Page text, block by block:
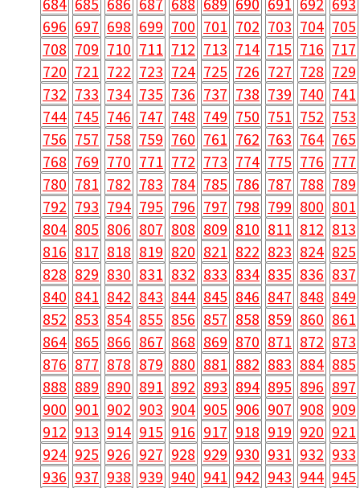
696 697 698 699 700 701 702 703 704 705
708 709 710 711 712 713 714 715 716 717
720 721 722 723 724 725 726 727 728 729
732 733 734 735 736 737 738 739 740 741
744 745 746 747 748 749 750 751 752 753
756 757 758 759 760 761 762 763 764 765
768 769 770 771 772 773 774 775 776 777
780 781 782 783 784 785 786 787 788 789
792 793 794 795 796 797 798 799 800 801
804 805 806 807 808 809 810 811 812 813
816 817 818 819 820 821 822 823 824 825
828 829 830 831 832 833 834 835 836 837
840 841 842 843 844 845 846 847 848 849
852 853 854 855 856 857 858 859 860 861
864 865 866 867 868 869 870 871 872 873
876 877 878 879 880 881 882 883 884 885
888 889 890 891 892 893 894 895 896 897
900 901 902 903 904 905 906 907 908 909
912 913 914 915 916 917 918 919 920 921
924 925 926 927 928 929 930 931 932 933
936 937 938 939 940 941 942 943 944 945